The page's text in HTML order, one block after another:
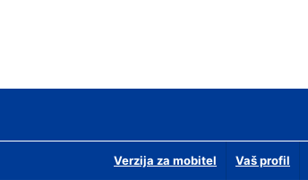
Verzija za mobitel Vaš profil